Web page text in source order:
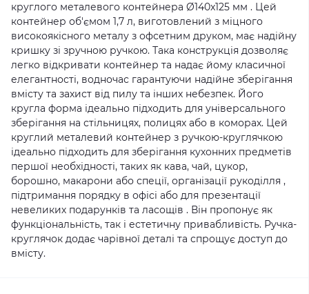
круглого металевого контейнера Ø140x125 мм . Цей
контейнер об'ємом 1,7 л, виготовлений з міцного
високоякісного металу з офсетним друком, має надійну
кришку зі зручною ручкою. Така конструкція дозволяє
легко відкривати контейнер та надає йому класичної
елегантності, водночас гарантуючи надійне зберігання
вмісту та захист від пилу та інших небезпек. Його
кругла форма ідеально підходить для універсального
зберігання на стільницях, полицях або в коморах. Цей
круглий металевий контейнер з ручкою-круглячкою
ідеально підходить для зберігання кухонних предметів
першої необхідності, таких як кава, чай, цукор,
борошно, макарони або спеції, організації рукоділля ,
підтримання порядку в офісі або для презентації
невеликих подарунків та ласощів . Він пропонує як
функціональність, так і естетичну привабливість. Ручка-
круглячок додає чарівної деталі та спрощує доступ до
вмісту.